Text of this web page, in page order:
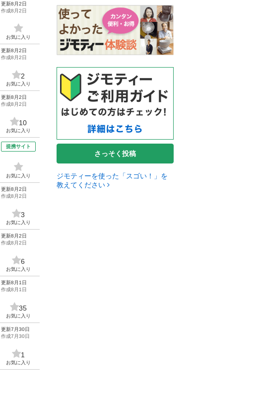
更新8月2日
作成8月2日
お気に入り
更新8月2日
作成8月2日
2
お気に入り
更新8月2日
作成8月2日
10
お気に入り
提携サイト
お気に入り
更新8月2日
作成8月2日
3
お気に入り
更新8月2日
作成8月2日
6
お気に入り
更新8月1日
作成8月1日
35
お気に入り
更新7月30日
作成7月30日
1
お気に入り
さっそく投稿
ジモティーを使った「スゴい！」を
教えてください